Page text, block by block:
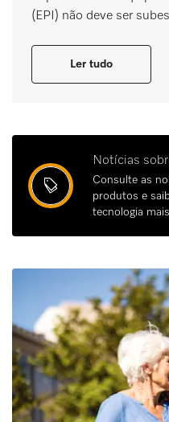
(EPI) não deve ser
Ler tudo
Notícias
Consulte as
produtos e
tecnologia